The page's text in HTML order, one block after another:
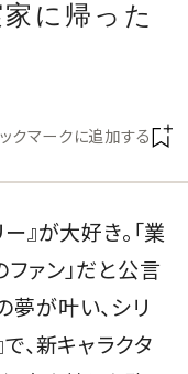
に帰った
クマークに追加する
』が大好き。「業
ファン」だと公言
夢が叶い、シリ
、新キャラクタ